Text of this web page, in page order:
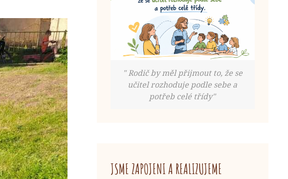
" Rodič by měl přijmout to, že se
učitel rozhoduje podle sebe a
potřeb celé třídy"
JSME ZAPOJENI A REALIZUJEME